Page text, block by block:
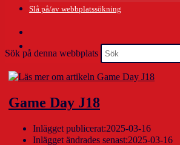
Slå på/av webbplatssökning
Sök på denna webbplats
Game Day J18
Inlägget publicerat:2025-03-16
Inlägget ändrades senast:2025-03-16